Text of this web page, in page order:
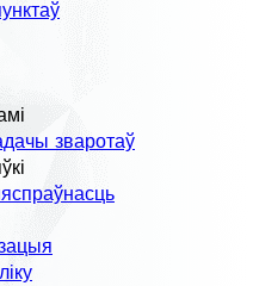
зваротаў